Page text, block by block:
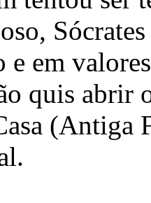
e em
quis abrir
(Antiga